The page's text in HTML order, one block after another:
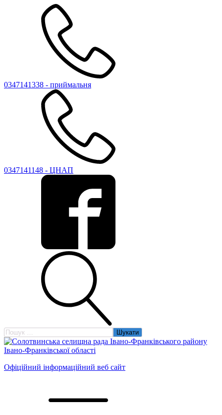
0347141338 - приймальня
0347141148 - ЦНАП
Пошук:
Офіційний інформаційний веб сайт